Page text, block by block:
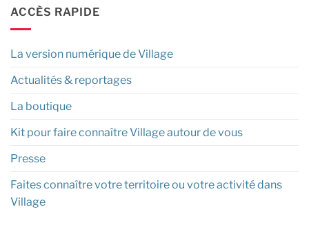
ACCÈS RAPIDE
La version numérique de Village
Actualités & reportages
La boutique
Kit pour faire connaître Village autour de vous
Presse
Faites connaître votre territoire ou votre activité dans
Village